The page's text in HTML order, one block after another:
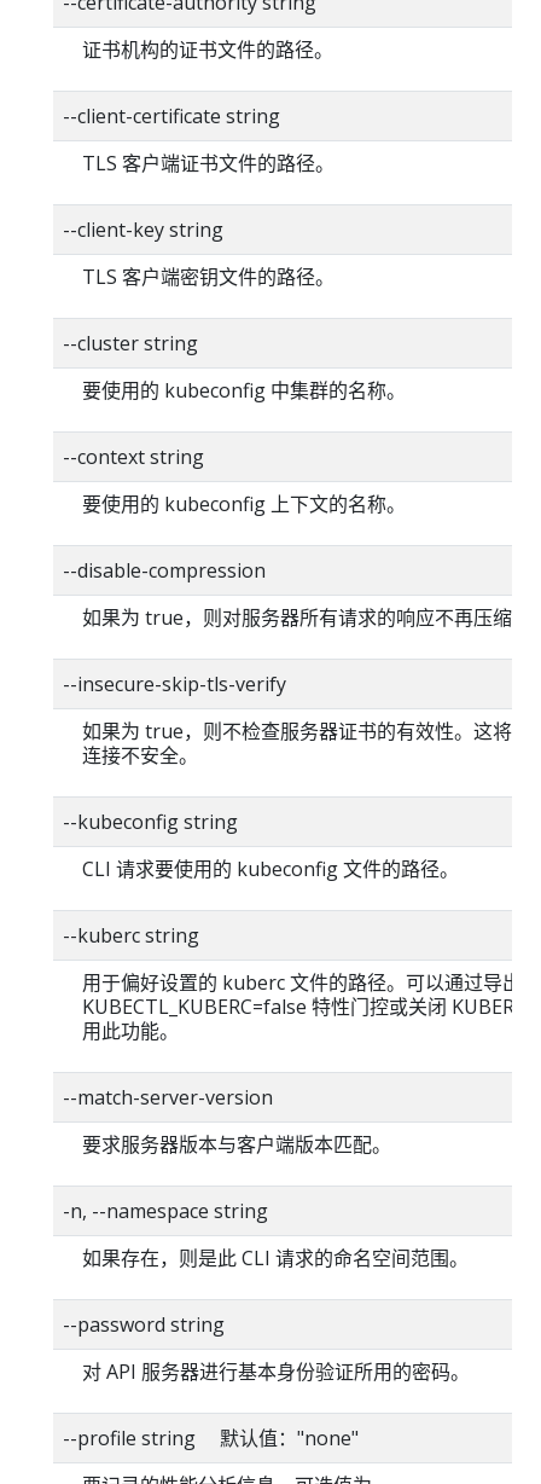
证书机构的证书文件的路径。
--client-certificate string
TLS 客户端证书文件的路径。
--client-key string
TLS 客户端密钥文件的路径。
--cluster string
要使用的 kubeconfig 中集群的名称。
--context string
要使用的 kubeconfig 上下文的名称。
--disable-compression
如果为 true，则对服务器所有请求的响应不再压缩。
--insecure-skip-tls-verify
如果为 true，则不检查服务器证书的有效性。这将使
连接不安全。
--kubeconfig string
CLI 请求要使用的 kubeconfig 文件的路径。
--kuberc string
用于偏好设置的 kuberc 文件的路径。可以通过导出
KUBECTL_KUBERC=false 特性门控或关闭
用此功能。
--match-server-version
要求服务器版本与客户端版本匹配。
-n, --namespace string
如果存在，则是此 CLI 请求的命名空间范围。
--password string
对 API 服务器进行基本身份验证所用的密码。
--profile string 默认值："none"